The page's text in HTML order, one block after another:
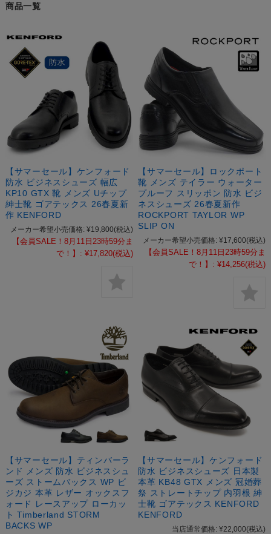
商品一覧
【サマーセール】ケンフォード
防水 ビジネスシューズ 幅広
KP10 GTX 靴 メンズ Uチップ
紳士靴 ゴアテックス 26春夏新
作 KENFORD
メーカー希望小売価格: ¥19,800(税込)
【会員SALE！8月11日23時59分ま
で！】: ¥17,820(税込)
【サマーセール】ロックポート
靴 メンズ テイラー ウォーター
プルーフ スリッポン 防水 ビジ
ネスシューズ 26春夏新作
ROCKPORT TAYLOR WP
SLIP ON
メーカー希望小売価格: ¥17,600(税込)
【会員SALE！8月11日23時59分ま
で！】: ¥14,256(税込)
【サマーセール】ティンバーラ
ンド メンズ 防水 ビジネスシュ
ーズ ストームバックス WP ビ
ジカジ 本革 レザー オックスフ
ォード レースアップ ローカッ
ト Timberland STORM
BACKS WP
【サマーセール】ケンフォード
防水 ビジネスシューズ 日本製
本革 KB48 GTX メンズ 冠婚葬
祭 ストレートチップ 内羽根 紳
士靴 ゴアテックス KENFORD
KENFORD
当店通常価格: ¥22,000(税込)